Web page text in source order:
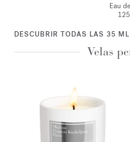
Eau
DESCUBRIR TODAS LAS 35
Velas